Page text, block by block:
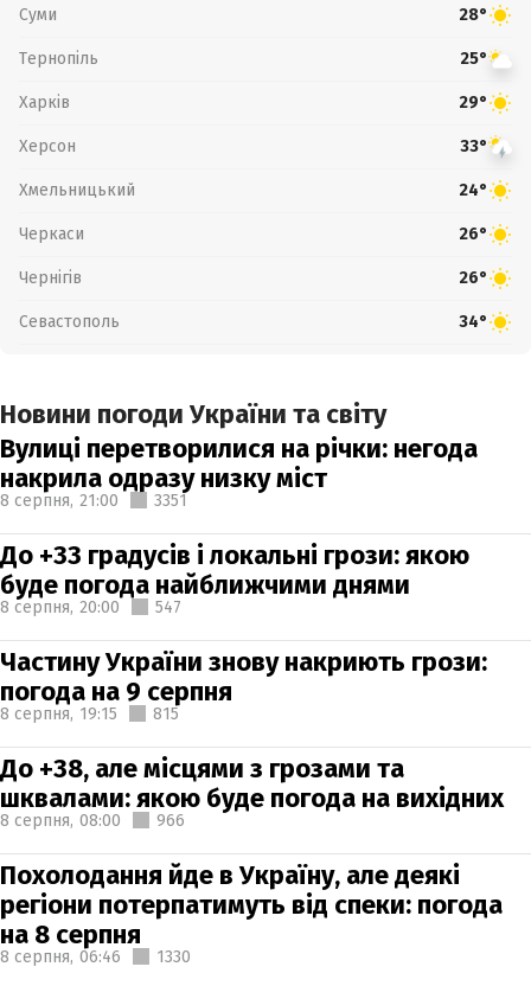
Суми 28°
Тернопіль 25°
Харків 29°
Херсон 33°
Хмельницький 24°
Черкаси 26°
Чернігів 26°
Севастополь 34°
Новини погоди України та світу
Вулиці перетворилися на річки: негода
накрила одразу низку міст
8 серпня, 21:00 3351
До +33 градусів і локальні грози: якою
буде погода найближчими днями
8 серпня, 20:00 547
Частину України знову накриють грози:
погода на 9 серпня
8 серпня, 19:15 815
До +38, але місцями з грозами та
шквалами: якою буде погода на вихідних
8 серпня, 08:00 966
Похолодання йде в Україну, але деякі
регіони потерпатимуть від спеки: погода
на 8 серпня
8 серпня, 06:46 1330